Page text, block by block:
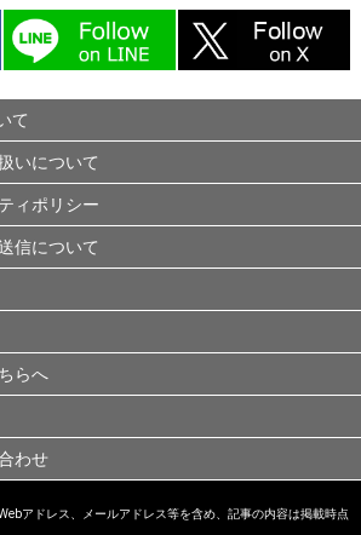
て
いについて
ィポリシー
信について
らへ
わせ
アドレス、メールアドレス等を含め、記事の内容は掲載時点